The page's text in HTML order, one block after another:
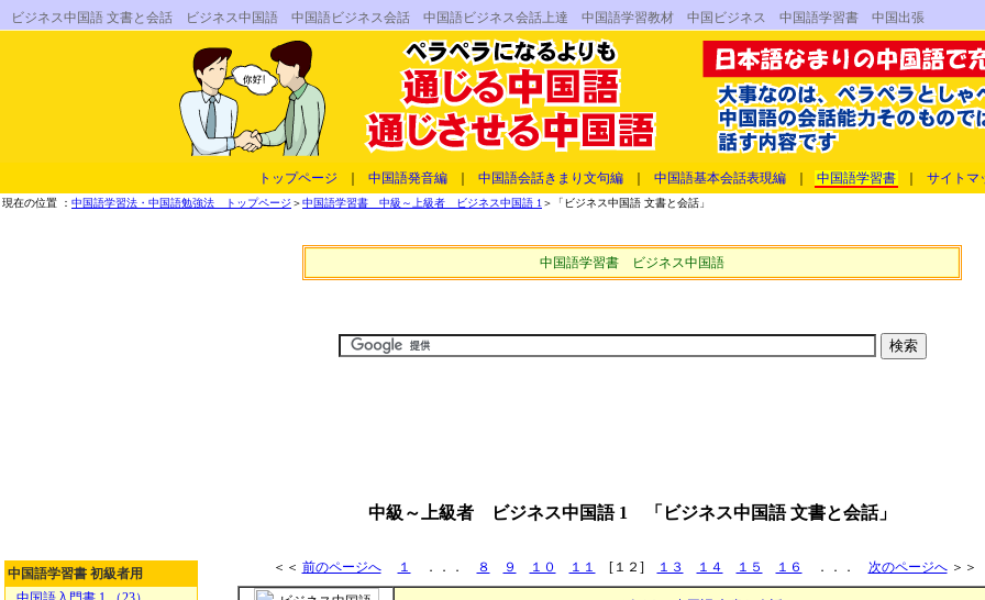
ビジネス中国語 文書と会話 ビジネス中国語 中国語ビジネス会話 中国語ビジネス会話上達 中国語学習教材 中国ビジネス 中国語学習書 中国出張
トップページ 中国語発音編 中国語会話きまり文句編 中国語基本会話表現編 中国語学習書 サイトマ
現在の位置 ： 中国語学習法・中国語勉強法 トップページ ＞中国語学習書 中級～上級者 ビジネス中国語 1 ＞「ビジネス中国語 文書と会話」
中国語学習書 ビジネス中国語
中級～上級者 ビジネス中国語 1 「ビジネス中国語 文書と会話」
中国語学習書 初級者用
＜＜ 前のページへ １ ．．． ８ ９ １０ １１ [１２] １３ １４ １５ １６ ．．． 次のページへ＞＞